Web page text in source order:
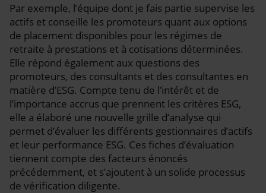
Par exemple, l’équipe dont je fais partie supervise les
actifs et conseille les promoteurs quant aux options
de placement disponibles pour les régimes de
retraite à prestations et à cotisations déterminées.
Elle répond également aux questions des
promoteurs, des consultants et des consultantes en
matière d’ESG. Compte tenu de l’intérêt et de
l’importance accrus que prennent les critères ESG,
elle a élaboré une nouvelle grille d’analyse qui
permet d’évaluer les différents gestionnaires d’actifs
et leur performance ESG. Ces fiches d’évaluation
tiennent compte des facteurs énoncés
précédemment, et s’ajoutent à un solide processus
de vérification diligente.